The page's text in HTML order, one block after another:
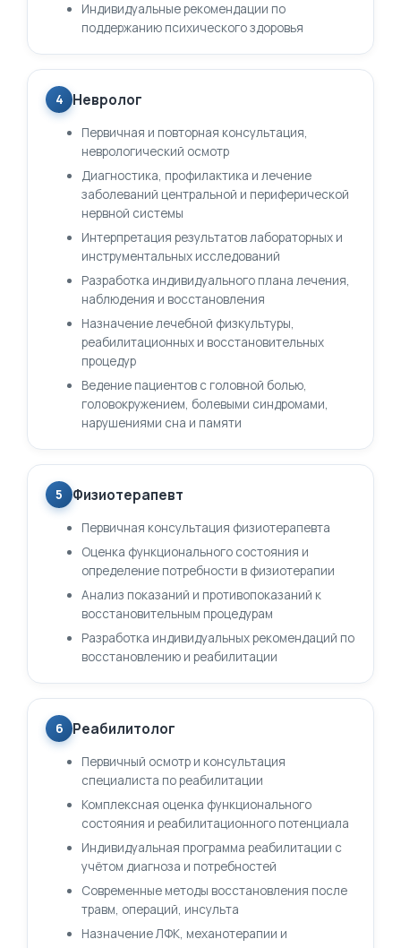
Индивидуальные рекомендации по
поддержанию психического здоровья
4 Невролог
Первичная и повторная консультация,
неврологический осмотр
Диагностика, профилактика и лечение
заболеваний центральной и периферической
нервной системы
Интерпретация результатов лабораторных и
инструментальных исследований
Разработка индивидуального плана лечения,
наблюдения и восстановления
Назначение лечебной физкультуры,
реабилитационных и восстановительных
процедур
Ведение пациентов с головной болью,
головокружением, болевыми синдромами,
нарушениями сна и памяти
5 Физиотерапевт
Первичная консультация физиотерапевта
Оценка функционального состояния и
определение потребности в физиотерапии
Анализ показаний и противопоказаний к
восстановительным процедурам
Разработка индивидуальных рекомендаций по
восстановлению и реабилитации
6 Реабилитолог
Первичный осмотр и консультация
специалиста по реабилитации
Комплексная оценка функционального
состояния и реабилитационного потенциала
Индивидуальная программа реабилитации с
учётом диагноза и потребностей
Современные методы восстановления после
травм, операций, инсульта
Назначение ЛФК, механотерапии и